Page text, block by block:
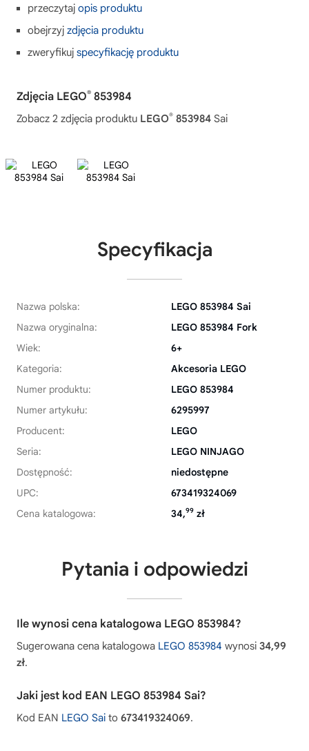
przeczytaj opis produktu
obejrzyj zdjęcia produktu
zweryfikuj specyfikację produktu
Zdjęcia LEGO® 853984
Zobacz 2 zdjęcia produktu LEGO® 853984 Sai
Specyfikacja
Nazwa polska:
LEGO 853984 Sai
Nazwa oryginalna:
LEGO 853984 Fork
Wiek:
6+
Kategoria:
Akcesoria LEGO
Numer produktu:
LEGO 853984
Numer artykułu:
6295997
Producent:
LEGO
Seria:
LEGO NINJAGO
Dostępność:
niedostępne
UPC:
673419324069
Cena katalogowa:
34,99 zł
Pytania i odpowiedzi
Ile wynosi cena katalogowa LEGO 853984?
Sugerowana cena katalogowa LEGO 853984 wynosi 34,99
zł.
Jaki jest kod EAN LEGO 853984 Sai?
Kod EAN LEGO Sai to 673419324069.